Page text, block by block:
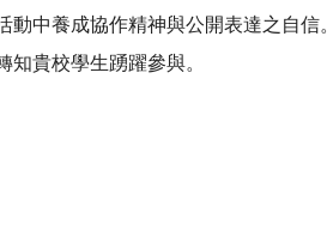
中養成協作精神與公開表達之自信。
貴校學生踴躍參與。